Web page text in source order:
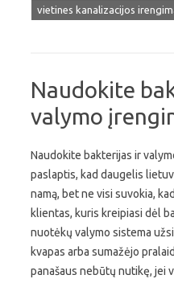
vietines kanalizacijos
Naudokite
valymo
Naudokite bakterijas ir
paslaptis, kad daugelis
namą, bet ne visi suvokia,
klientas, kuris kreipiasi dėl
nuotėkų valymo sistema
kvapas arba sumažėjo
panašaus nebūtų nutikę, jei